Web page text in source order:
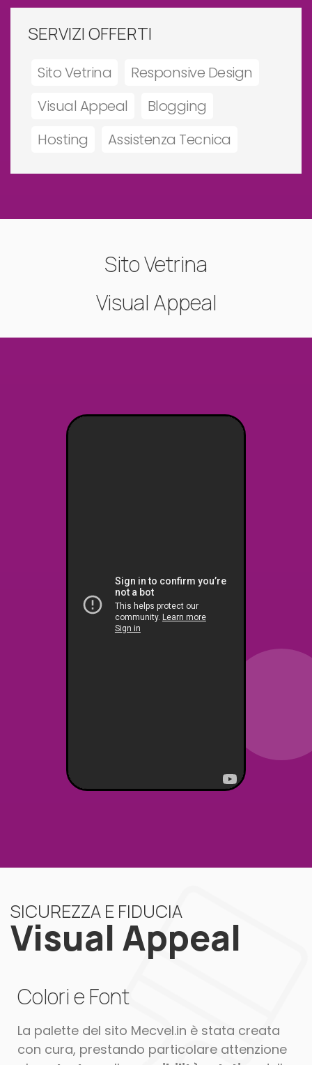
SERVIZI OFFERTI
Sito Vetrina
Responsive Design
Visual Appeal
Blogging
Hosting
Assistenza Tecnica
Sito Vetrina
Visual Appeal
SICUREZZA E FIDUCIA
Visual Appeal
Colori e Font
La palette del sito Mecvel.in è stata creata
con cura, prestando particolare attenzione